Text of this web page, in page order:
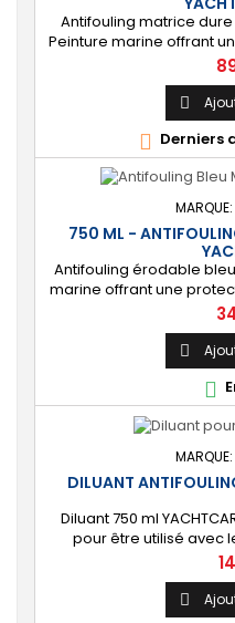
Antifouling matrice dure
Peinture marine offrant
pour les bateaux
(INCOMPATIBLE
Protection solide,
repoussera algues et
complète. 🔝 [Idéal pour

 Derniers
MARQUE:
750 ML -
Antifouling érodable bleu
marine offrant une
durable de la carène
nœuds. ⚙️ [Tout support]
polyester, bois et acier
PAS à l’aluminium et
protection]


MARQUE:
DILUANT
Diluant 750 ml
pour être utilisé avec
antifoulings mono-
diluant permet d'ajuster
